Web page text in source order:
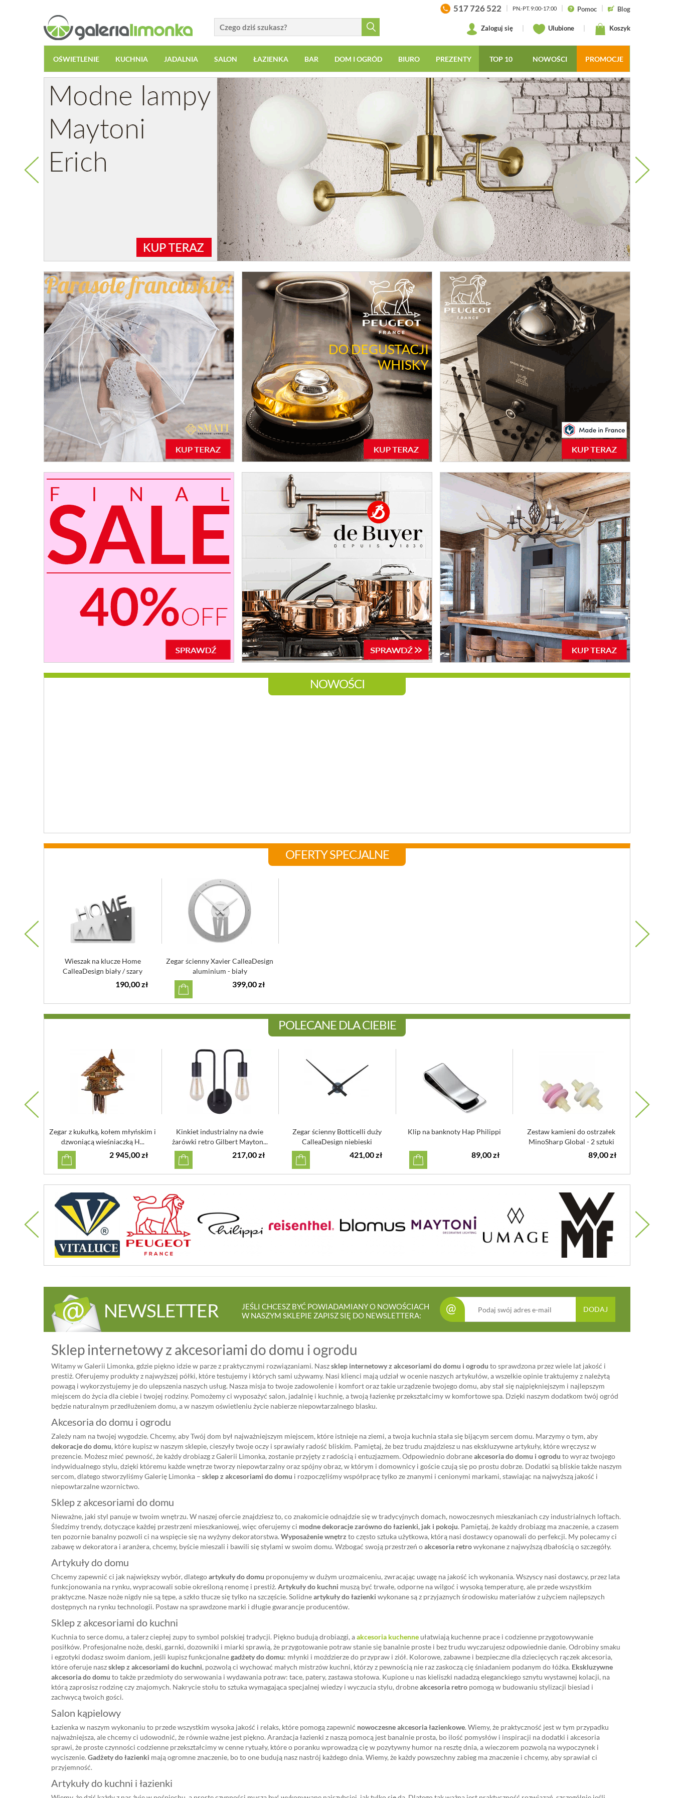
517 726 522 PN.-PT. 9:00-17:00 Pomoc Blog
Zaloguj się Ulubione Koszyk
OŚWIETLENIE KUCHNIA JADALNIA SALON ŁAZIENKA BAR DOM I OGRÓD BIURO PREZENTY TOP 10 NOWOŚCI PROMOCJE
NOWOŚCI
OFERTY SPECJALNE
Wieszak na klucze Home
CalleaDesign biały / szary
190,00 zł
Zegar ścienny Xavier CalleaDesign
aluminium - biały
399,00 zł
POLECANE DLA CIEBIE
Zegar z kukułką, kołem młyńskim i
dzwoniącą wieśniaczką H...
2 945,00 zł
Kinkiet industrialny na dwie
żarówki retro Gilbert Mayton...
217,00 zł
Zegar ścienny Botticelli duży
CalleaDesign niebieski
421,00 zł
Klip na banknoty Hap Philippi
89,00 zł
Zestaw kamieni do ostrzałek
MinoSharp Global - 2 sztuki
89,00 zł
NEWSLETTER
JEŚLI CHCESZ BYĆ POWIADAMIANY O NOWOŚCIACH
W NASZYM SKLEPIE ZAPISZ SIĘ DO NEWSLETTERA:
@ DODAJ
Sklep internetowy z akcesoriami do domu i ogrodu
Witamy w Galerii Limonka, gdzie piękno idzie w parze z praktycznymi rozwiązaniami. Naszsklep internetowy z akcesoriami do domu i ogrodu to sprawdzona przez wiele lat jakość i
prestiż. Oferujemy produkty z najwyższej półki, które testujemy i których sami używamy. Nasi klienci mają udział w ocenie naszych artykułów, a wszelkie opinie traktujemy z należytą
powagą i wykorzystujemy je do ulepszenia naszych usług. Nasza misja to twoje zadowolenie i komfort oraz takie urządzenie twojego domu, aby stał się najpiękniejszym i najlepszym
miejscem do życia dla ciebie i twojej rodziny. Pomożemy ci wyposażyć salon, jadalnię i kuchnię, a twoją łazienkę przekształcimy w komfortowe spa. Dzięki naszym dodatkom twój ogród
będzie naturalnym przedłużeniem domu, a w naszym oświetleniu życie nabierze niepowtarzalnego blasku.
Akcesoria do domu i ogrodu
Zależy nam na twojej wygodzie. Chcemy, aby Twój dom był najważniejszym miejscem, które istnieje na ziemi, a twoja kuchnia stała się bijącym sercem domu. Marzymy o tym, aby
dekoracje do domu, które kupisz w naszym sklepie, cieszyły twoje oczy i sprawiały radość bliskim. Pamiętaj, że bez trudu znajdziesz u nas ekskluzywne artykuły, które wręczysz w
prezencie. Możesz mieć pewność, że każdy drobiazg z Galerii Limonka, zostanie przyjęty z radością i entuzjazmem. Odpowiednio dobraneakcesoria do domu i ogrodu to wyraz twojego
indywidualnego stylu, dzięki któremu każde wnętrze tworzy niepowtarzalny oraz spójny obraz, w którym i domownicy i goście czują się po prostu dobrze. Dodatki są bliskie także naszym
sercom, dlatego stworzyliśmy Galerię Limonka – sklep z akcesoriami do domu i rozpoczęliśmy współpracę tylko ze znanymi i cenionymi markami, stawiając na najwyższą jakość i
niepowtarzalne wzornictwo.
Sklep z akcesoriami do domu
Nieważne, jaki styl panuje w twoim wnętrzu. W naszej ofercie znajdziesz to, co znakomicie odnajdzie się w tradycyjnych domach, nowoczesnych mieszkaniach czy industrialnych loftach.
Śledzimy trendy, dotyczące każdej przestrzeni mieszkaniowej, więc oferujemy ci modne dekoracje zarówno do łazienki, jak i pokoju. Pamiętaj, że każdy drobiazg ma znaczenie, a czasem
ten pozornie banalny pozwoli ci na wspięcie się na wyżyny dekoratorstwa. Wyposażenie wnętrz to często sztuka użytkowa, którą nasi dostawcy opanowali do perfekcji. My polecamy ci
zabawę w dekoratora i aranżera, chcemy, byście mieszali i bawili się stylami w swoim domu. Wzbogać swoją przestrzeń oakcesoria retrowykonane z najwyższą dbałością o szczegóły.
Artykuły do domu
Chcemy zapewnić ci jak największy wybór, dlategoartykuły do domu proponujemy w dużym urozmaiceniu, zwracając uwagę na jakość ich wykonania. Wszyscy nasi dostawcy, przez lata
funkcjonowania na rynku, wypracowali sobie określoną renomę i prestiż. Artykuły do kuchni muszą być trwałe, odporne na wilgoć i wysoką temperaturę, ale przede wszystkim
praktyczne. Nasze noże nigdy nie są tępe, a szkło tłucze się tylko na szczęście. Solidneartykuły do łazienki wykonane są z przyjaznych środowisku materiałów z użyciem najlepszych
dostępnych na rynku technologii. Postaw na sprawdzone marki i długie gwarancje producentów.
Sklep z akcesoriami do kuchni
Kuchnia to serce domu, a talerz ciepłej zupy to symbol polskiej tradycji. Piękno budują drobiazgi, aakcesoria kuchenne ułatwiają kuchenne prace i codzienne przygotowywanie
posiłków. Profesjonalne noże, deski, garnki, dozowniki i miarki sprawią, że przygotowanie potraw stanie się banalnie proste i bez trudu wyczarujesz odpowiednie danie. Odrobiny smaku
i egzotyki dodasz swoim daniom, jeśli kupisz funkcjonalnegadżety do domu: młynki i moździerze do przypraw i ziół. Kolorowe, zabawne i bezpieczne dla dziecięcych rączek akcesoria,
które oferuje naszsklep z akcesoriami do kuchni, pozwolą ci wychować małych mistrzów kuchni, którzy z pewnością nie raz zaskoczą cię śniadaniem podanym do łóżka. Ekskluzywne
akcesoria do domu to także przedmioty do serwowania i wydawania potraw: tace, patery, zastawa stołowa. Kupione u nas kieliszki nadadzą eleganckiego sznytu wystawnej kolacji, na
którą zaprosisz rodzinę czy znajomych. Nakrycie stołu to sztuka wymagająca specjalnej wiedzy i wyczucia stylu, drobneakcesoria retro pomogą w budowaniu stylizacji biesiad i
zachwycą twoich gości.
Salon kąpielowy
Łazienka w naszym wykonaniu to przede wszystkim wysoka jakość i relaks, które pomogą zapewnić nowoczesne akcesoria łazienkowe. Wiemy, że praktyczność jest w tym przypadku
najważniejsza, ale chcemy ci udowodnić, że równie ważne jest piękno. Aranżacja łazienki z naszą pomocą jest banalnie prosta, bo ilość pomysłów i inspiracji na dodatki i akcesoria
sprawi, że proste czynności codzienne przekształcimy w cenne rytuały, które o poranku wprowadzą cię w pozytywny humor na resztę dnia, a wieczorem pozwolą na wypoczynek i
wyciszenie. Gadżety do łazienki mają ogromne znaczenie, bo to one budują nasz nastrój każdego dnia. Wiemy, że każdy powszechny zabieg ma znaczenie i chcemy, aby sprawiał ci
przyjemność.
Artykuły do kuchni i łazienki